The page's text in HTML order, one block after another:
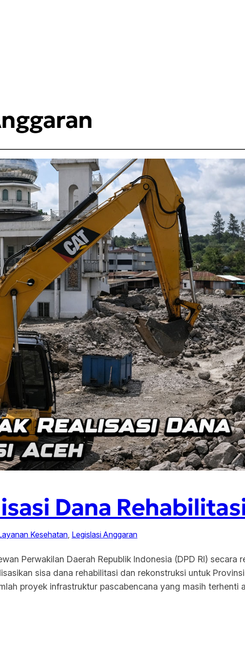
Dana
Kesehatan, Legislasi Anggaran
Perwakilan Daerah Republik Indonesia (DPD RI) secara
sisa dana rehabilitasi dan rekonstruksi untuk
proyek infrastruktur pascabencana yang masih